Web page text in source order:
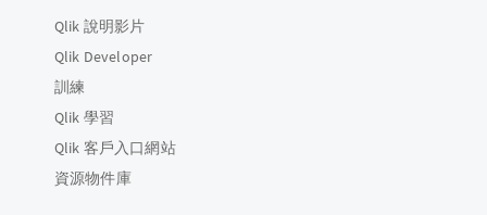
Qlik 說明影片
Qlik Developer
訓練
Qlik 學習
Qlik 客戶入口網站
資源物件庫